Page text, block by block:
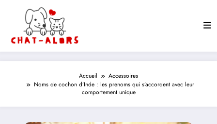
Accueil
Accessoires
Noms de cochon d’Inde : les prenoms qui s’accordent avec leur
comportement unique